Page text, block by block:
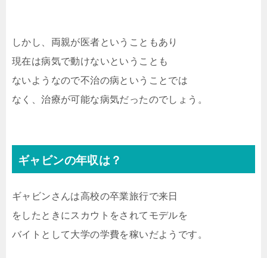
しかし、両親が医者ということもあり
現在は病気で動けないということも
ないようなので不治の病ということでは
なく、治療が可能な病気だったのでしょう。
ギャビンの年収は？
ギャビンさんは高校の卒業旅行で来日
をしたときにスカウトをされてモデルを
バイトとして大学の学費を稼いだようです。